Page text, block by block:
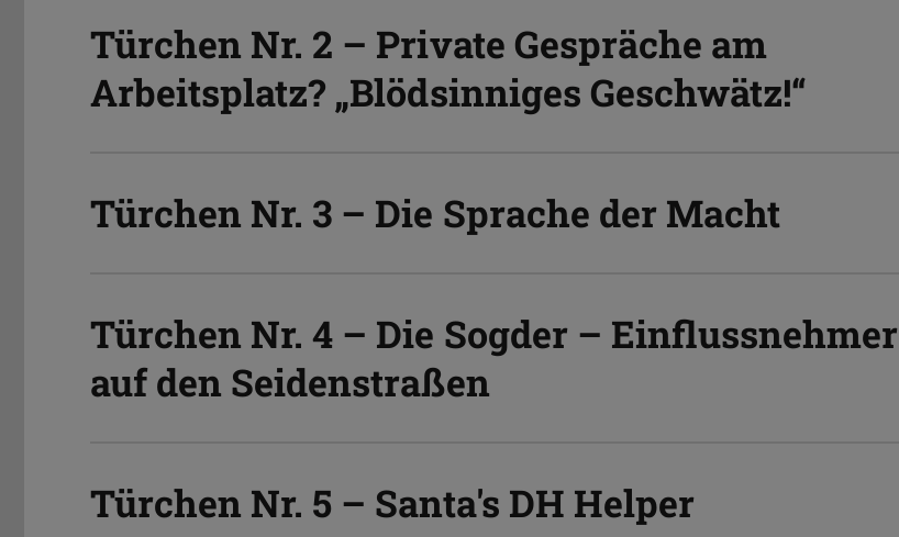
Türchen Nr. 2 – Private Gespräche am
Arbeitsplatz? „Blödsinniges Geschwätz!“
Türchen Nr. 3 – Die Sprache der Macht
Türchen Nr. 4 – Die Sogder – Einflussnehmer
auf den Seidenstraßen
Türchen Nr. 5 – Santa's DH Helper